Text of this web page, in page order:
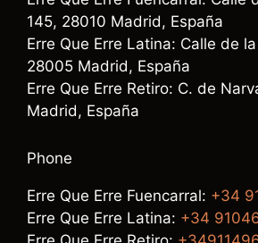
145, 28010 Madrid, España
Erre Que Erre Latina: Calle de
28005 Madrid, España
Erre Que Erre Retiro: C. de
Madrid, España
Phone
Erre Que Erre Fuencarral: +34
Erre Que Erre Latina: +34